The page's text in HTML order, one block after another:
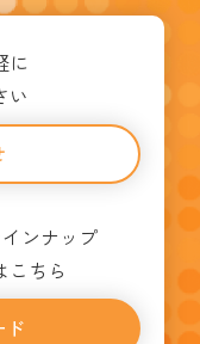
に
い
ンナップ
こちら